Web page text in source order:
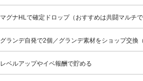
マグナHLで確定ドロップ（おすすめは共闘マルチ
グランデ自発で2個／グランデ素材をショップ交換
レベルアップやイベ報酬で貯める